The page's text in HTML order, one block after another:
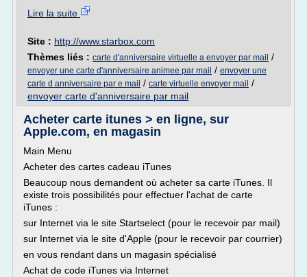
Lire la suite
Site : http://www.starbox.com
Thèmes liés : carte d'anniversaire virtuelle a envoyer par mail /
envoyer une carte d'anniversaire animee par mail / envoyer une
carte d anniversaire par e mail / carte virtuelle envoyer mail /
envoyer carte d'anniversaire par mail
Acheter carte itunes > en ligne, sur
Apple.com, en magasin
Main Menu
Acheter des cartes cadeau iTunes
Beaucoup nous demandent où acheter sa carte iTunes. Il
existe trois possibilités pour effectuer l'achat de carte
iTunes :
sur Internet via le site Startselect (pour le recevoir par mail)
sur Internet via le site d'Apple (pour le recevoir par courrier)
en vous rendant dans un magasin spécialisé
Achat de code iTunes via Internet